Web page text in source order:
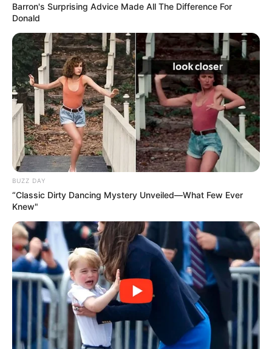
Barron's Surprising Advice Made All The Difference For
Donald
BUZZ DAY
“Classic Dirty Dancing Mystery Unveiled—What Few Ever
Knew"